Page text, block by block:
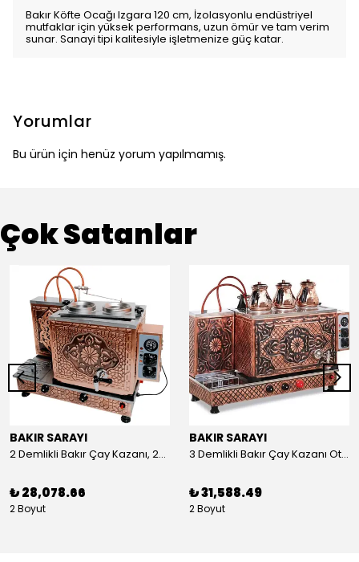
Bakır Köfte Ocağı Izgara 120 cm, İzolasyonlu endüstriyel
mutfaklar için yüksek performans, uzun ömür ve tam verim
sunar. Sanayi tipi kalitesiyle işletmenize güç katar.
Yorumlar
Bu ürün için henüz yorum yapılmamış.
Çok Satanlar
BAKIR SARAYI
2 Demlikli Bakır Çay Kazanı, 25 Litre
₺ 28,078.66
2 Boyut
BAKIR SARAYI
3 Demlikli Bakır Çay Kazanı Otomatik, 30 Litre
₺ 31,588.49
2 Boyut